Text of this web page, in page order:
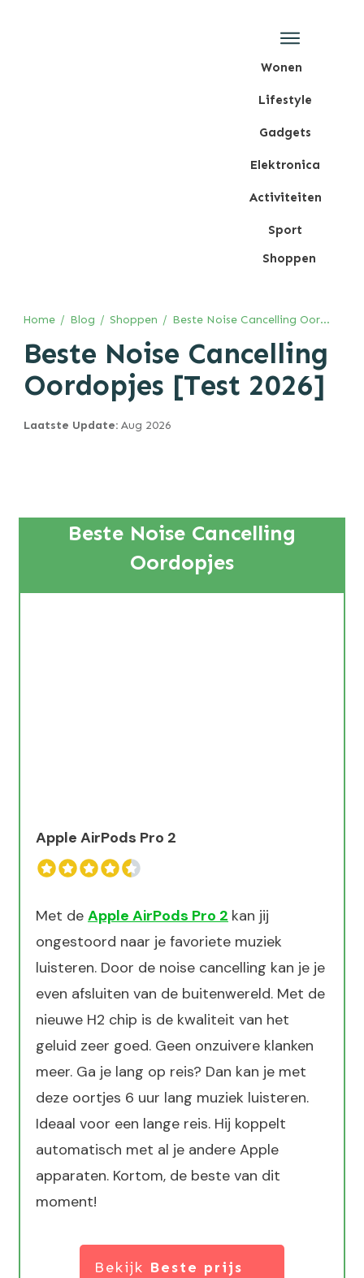
Wonen
Lifestyle
Gadgets
Elektronica
Activiteiten
Sport
Shoppen
Home / Blog / Shoppen / Beste Noise Cancelling Oordopjes [Test 2026]
Beste Noise Cancelling
Oordopjes [Test 2026]
Laatste Update: Aug 2026
Beste Noise Cancelling
Oordopjes
Apple AirPods Pro 2
Met de Apple AirPods Pro 2 kan jij
ongestoord naar je favoriete muziek
luisteren. Door de noise cancelling kan je je
even afsluiten van de buitenwereld. Met de
nieuwe H2 chip is de kwaliteit van het
geluid zeer goed. Geen onzuivere klanken
meer. Ga je lang op reis? Dan kan je met
deze oortjes 6 uur lang muziek luisteren.
Ideaal voor een lange reis. Hij koppelt
automatisch met al je andere Apple
apparaten. Kortom, de beste van dit
moment!
Bekijk Beste prijs